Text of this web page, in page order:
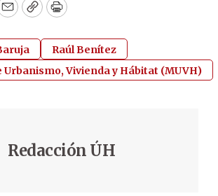
EmailCopyPrint
Raúl Benítez
Vivienda y Hábitat (MUVH)
Redacción ÚH